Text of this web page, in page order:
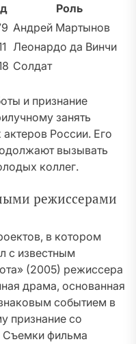
Роль
Андрей Мартынов
Леонардо да Винчи
Солдат
и признание
занять
России. Его
вызывать
коллег.
режиссерами
в котором
с известным
(2005) режиссера
драма, основанная
событием в
признание со
Съемки фильма